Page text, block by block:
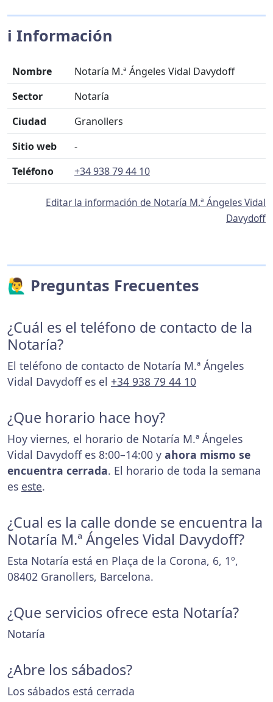
ℹ️ Información
Nombre
Notaría M.ª Ángeles Vidal Davydoff
Sector
Notaría
Ciudad
Granollers
Sitio web
-
Teléfono
+34 938 79 44 10
Editar la información de Notaría M.ª Ángeles Vidal
Davydoff
🙋‍♂️ Preguntas Frecuentes
¿Cuál es el teléfono de contacto de la
Notaría?
El teléfono de contacto de Notaría M.ª Ángeles
Vidal Davydoff es el +34 938 79 44 10
¿Que horario hace hoy?
Hoy viernes, el horario de Notaría M.ª Ángeles
Vidal Davydoff es 8:00–14:00 y ahora mismo se
encuentra cerrada. El horario de toda la semana
es este.
¿Cual es la calle donde se encuentra la
Notaría M.ª Ángeles Vidal Davydoff?
Esta Notaría está en Plaça de la Corona, 6, 1º,
08402 Granollers, Barcelona.
¿Que servicios ofrece esta Notaría?
Notaría
¿Abre los sábados?
Los sábados está cerrada